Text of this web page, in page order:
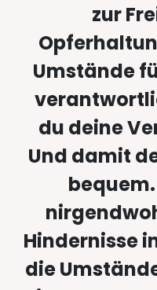
zur
Umstände
du deine
Und damit
Hindernisse
die